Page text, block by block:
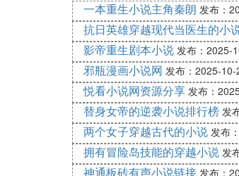
9.銆婁粰钁銆嬩綔鑰咃細娴佹
鍐呭逛粙缁嶏細鍗冭埇娉曟
10.銆婄嫭姝ユ垚浠欍 浣滆咃
鍐呭逛粙缁嶏細
杩欎竴鏈涔︽病鏈変粈涔堢
熺ǔ閲嶇殑浜猴紝浠栨渶寮濮
╃殑鍦版柟銆傚ぇ閬撻樻负
一本重生小说主角秦朗 发布：
抗日英雄穿越现代当医生的小
影帝重生剧本小说 发布：2025-
邪瓶漫画小说网 发布：2025-10-
悦看小说网资源分享 发布：
替身女帝的逆袭小说排行榜 发
两个女子穿越古代的小说 发布
拥有冒险岛技能的穿越小说 发
神通板砖有声小说链接 发布：